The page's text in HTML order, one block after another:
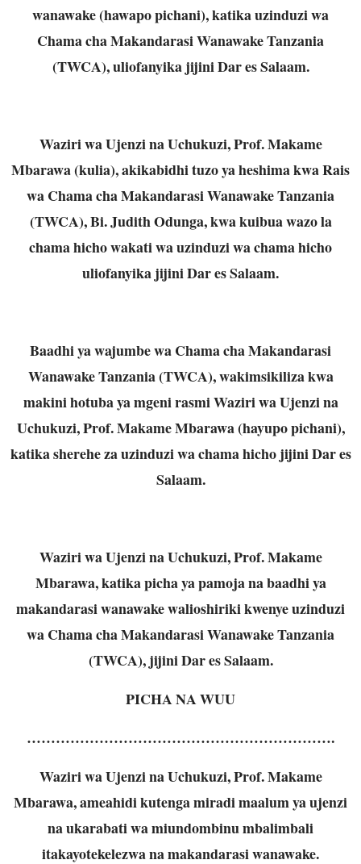
wanawake (hawapo pichani), katika uzinduzi wa
Chama cha Makandarasi Wanawake Tanzania
(TWCA), uliofanyika jijini Dar es Salaam.
Waziri wa Ujenzi na Uchukuzi, Prof. Makame
Mbarawa (kulia), akikabidhi tuzo ya heshima kwa Rais
wa Chama cha Makandarasi Wanawake Tanzania
(TWCA), Bi. Judith Odunga, kwa kuibua wazo la
chama hicho wakati wa uzinduzi wa chama hicho
uliofanyika jijini Dar es Salaam.
Baadhi ya wajumbe wa Chama cha Makandarasi
Wanawake Tanzania (TWCA), wakimsikiliza kwa
makini hotuba ya mgeni rasmi Waziri wa Ujenzi na
Uchukuzi, Prof. Makame Mbarawa (hayupo pichani),
katika sherehe za uzinduzi wa chama hicho jijini Dar es
Salaam.
Waziri wa Ujenzi na Uchukuzi, Prof. Makame
Mbarawa, katika picha ya pamoja na baadhi ya
makandarasi wanawake walioshiriki kwenye uzinduzi
wa Chama cha Makandarasi Wanawake Tanzania
(TWCA), jijini Dar es Salaam.
PICHA NA WUU
……………………………………………………….
Waziri wa Ujenzi na Uchukuzi, Prof. Makame
Mbarawa, ameahidi kutenga miradi maalum ya ujenzi
na ukarabati wa miundombinu mbalimbali
itakayotekelezwa na makandarasi wanawake.